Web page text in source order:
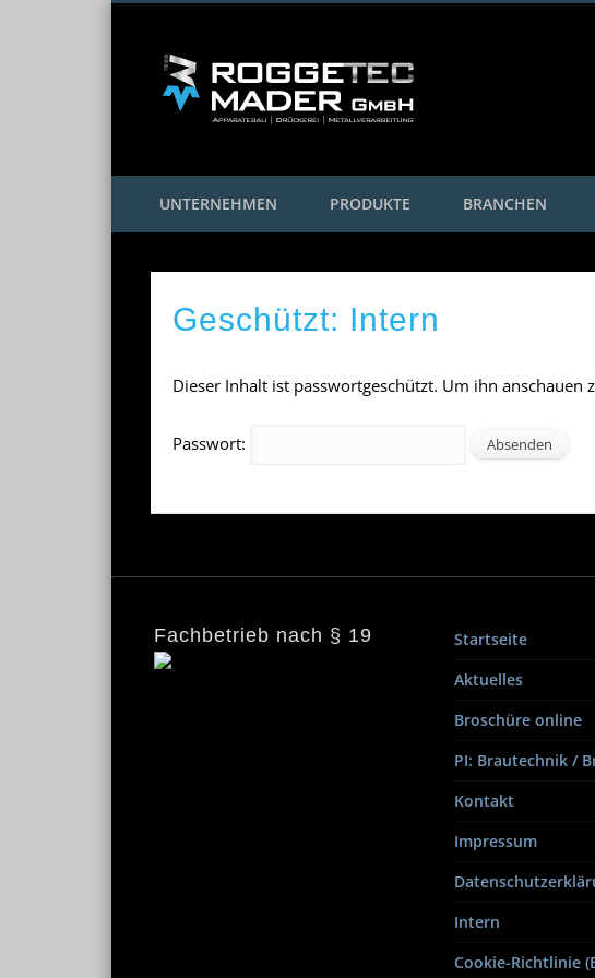
Google+
UNTERNEHMEN PRODUKTE BRANCHEN
Geschützt: Intern
Dieser Inhalt ist passwortgeschützt. Um ihn anschauen
Passwort:
Fachbetrieb nach § 19
Startseite
Aktuelles
Broschüre online
PI: Brautechnik /
Kontakt
Impressum
Intern
Cookie-Richtlinie